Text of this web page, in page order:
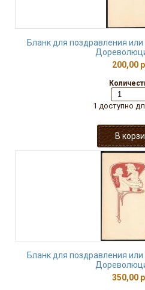
Бланк для поздравления
200,00
1 доступно
Бланк для поздравления
350,00